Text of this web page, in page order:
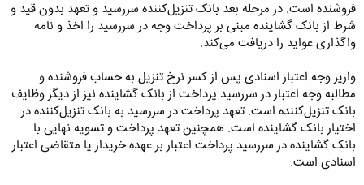
فروشنده است. در مرحله بعد بانک تنزیل‌کننده سررسید و تعهد بدون قید و
شرط از بانک گشاینده مبنی بر پرداخت وجه در سررسید را اخذ و نامه
واگذاری عواید را دریافت می‌کند.
واریز وجه اعتبار اسنادی پس از کسر نرخ تنزیل به حساب فروشنده و
مطالبه وجه اعتبار در سررسید پرداخت از بانک گشاینده نیز از دیگر وظایف
بانک تنزیل‌کننده است. تعهد پرداخت در سررسید به بانک تنزیل‌کننده در
اختیار بانک گشاینده است. همچنین تعهد پرداخت و تسویه نهایی با
بانک گشاینده در سررسید پرداخت اعتبار بر عهده خریدار یا متقاضی اعتبار
اسنادی است.